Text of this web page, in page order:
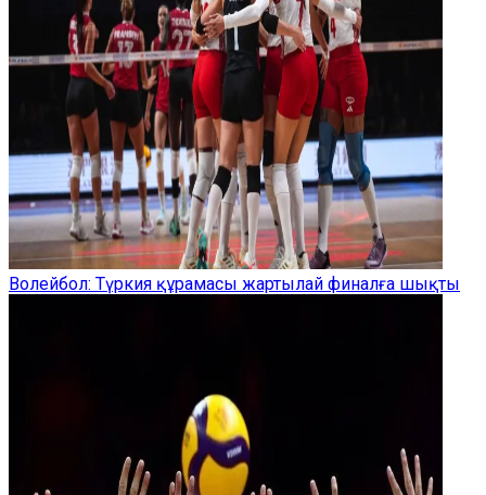
Волейбол: Түркия құрамасы жартылай финалға шықты